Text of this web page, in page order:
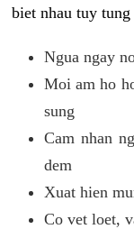
biet nhau tuy
Ngua ngay
Moi am ho
sung
Cam nhan
dem
Xuat hien
Co vet loet,